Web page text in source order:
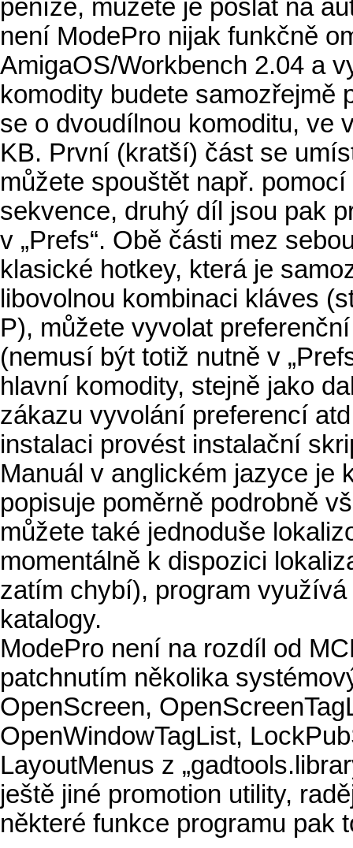
peníze, můžete je poslat na
není ModePro nijak funkčně
AmigaOS/Workbench 2.04 a
komodity budete samozřejmě
se o dvoudílnou komoditu, ve
KB. První (kratší) část se
můžete spouštět např.
sekvence, druhý díl jsou pak
v „Prefs“. Obě části mez
klasické hotkey, která je
libovolnou kombinaci kláves
P), můžete vyvolat
(nemusí být totiž nutně v
hlavní komodity, stejně jako
zákazu vyvolání preferencí
instalaci provést instalační
Manuál v anglickém jazyce je
popisuje poměrně podrobně
můžete také jednoduše
momentálně k dispozici
zatím chybí), program
katalogy.
ModePro není na rozdíl od
patchnutím několika
OpenScreen,
OpenWindowTagList,
LayoutMenus z
ještě jiné promotion utility,
některé funkce programu pak